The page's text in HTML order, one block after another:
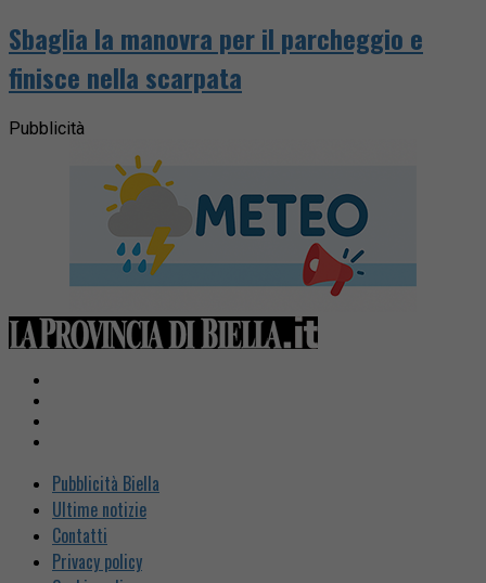
Sbaglia la manovra per il parcheggio e
finisce nella scarpata
Pubblicità
Pubblicità Biella
Ultime notizie
Contatti
Privacy policy